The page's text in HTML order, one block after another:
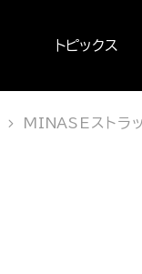
トピックス
MINASEストラ